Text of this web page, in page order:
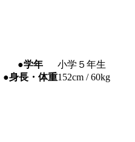
●学年
小学５年生
●身長・体重152cm / 60kg